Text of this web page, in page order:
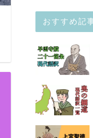
おすすめ記